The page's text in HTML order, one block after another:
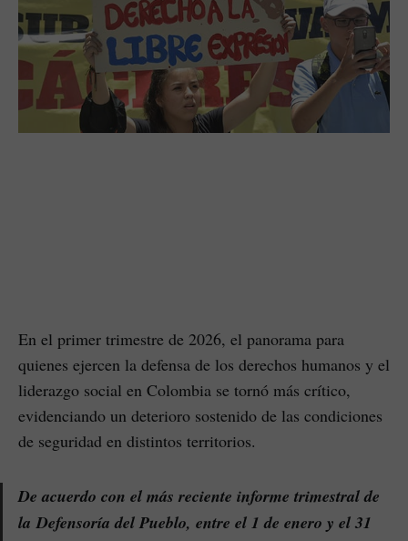
En el primer trimestre de 2026, el panorama para
quienes ejercen la defensa de los derechos humanos y el
liderazgo social en Colombia se tornó más crítico,
evidenciando un deterioro sostenido de las condiciones
de seguridad en distintos territorios.
De acuerdo con el más reciente informe trimestral de
la Defensoría del Pueblo, entre el 1 de enero y el 31